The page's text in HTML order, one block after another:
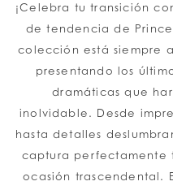
¡Celebra tu transición
de tendencia de
colección está siempre
presentando los
dramáticas que
inolvidable. Desde
hasta detalles
captura perfectamente
ocasión trascendental.